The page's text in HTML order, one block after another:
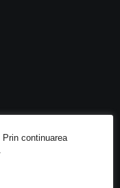
. Prin continuarea